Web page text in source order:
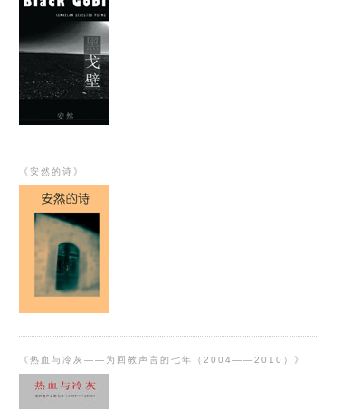
《安然的诗》
《热血与冷灰——为回教声言的七年（2004——2010）》